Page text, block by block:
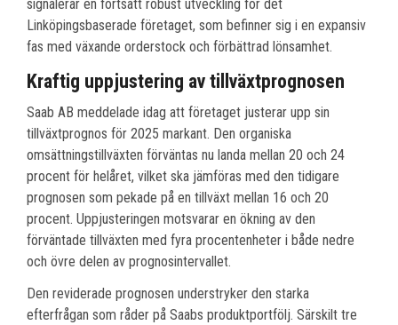
signalerar en fortsatt robust utveckling för det
Linköpingsbaserade företaget, som befinner sig i en expansiv
fas med växande orderstock och förbättrad lönsamhet.
Kraftig uppjustering av tillväxtprognosen
Saab AB meddelade idag att företaget justerar upp sin
tillväxtprognos för 2025 markant. Den organiska
omsättningstillväxten förväntas nu landa mellan 20 och 24
procent för helåret, vilket ska jämföras med den tidigare
prognosen som pekade på en tillväxt mellan 16 och 20
procent. Uppjusteringen motsvarar en ökning av den
förväntade tillväxten med fyra procentenheter i både nedre
och övre delen av prognosintervallet.
Den reviderade prognosen understryker den starka
efterfrågan som råder på Saabs produktportfölj. Särskilt tre